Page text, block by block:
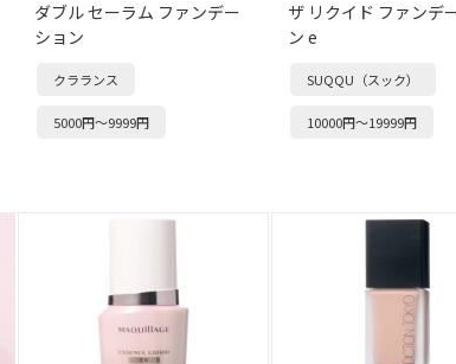
ダブル セーラム ファンデー
ション
クラランス
5000円～9999円
ザ リクイド ファンデ
ン e
SUQQU（スック）
10000円～19999円